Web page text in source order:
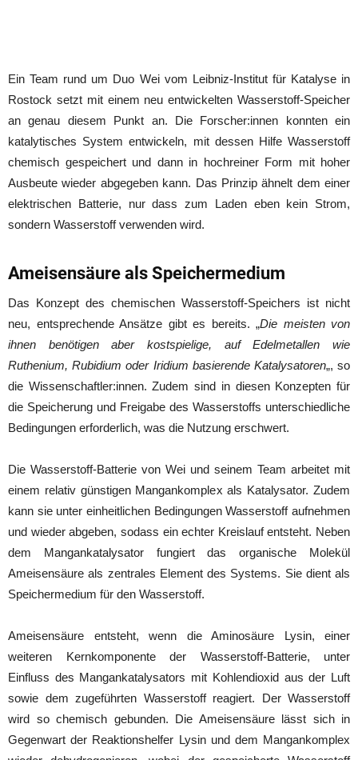
Ein Team rund um Duo Wei vom Leibniz-Institut für Katalyse in
Rostock setzt mit einem neu entwickelten Wasserstoff-Speicher
an genau diesem Punkt an. Die Forscher:innen konnten ein
katalytisches System entwickeln, mit dessen Hilfe Wasserstoff
chemisch gespeichert und dann in hochreiner Form mit hoher
Ausbeute wieder abgegeben kann. Das Prinzip ähnelt dem einer
elektrischen Batterie, nur dass zum Laden eben kein Strom,
sondern Wasserstoff verwenden wird.
Ameisensäure als Speichermedium
Das Konzept des chemischen Wasserstoff-Speichers ist nicht
neu, entsprechende Ansätze gibt es bereits. „Die meisten von
ihnen benötigen aber kostspielige, auf Edelmetallen wie
Ruthenium, Rubidium oder Iridium basierende Katalysatoren„, so
die Wissenschaftler:innen. Zudem sind in diesen Konzepten für
die Speicherung und Freigabe des Wasserstoffs unterschiedliche
Bedingungen erforderlich, was die Nutzung erschwert.
Die Wasserstoff-Batterie von Wei und seinem Team arbeitet mit
einem relativ günstigen Mangankomplex als Katalysator. Zudem
kann sie unter einheitlichen Bedingungen Wasserstoff aufnehmen
und wieder abgeben, sodass ein echter Kreislauf entsteht. Neben
dem Mangankatalysator fungiert das organische Molekül
Ameisensäure als zentrales Element des Systems. Sie dient als
Speichermedium für den Wasserstoff.
Ameisensäure entsteht, wenn die Aminosäure Lysin, einer
weiteren Kernkomponente der Wasserstoff-Batterie, unter
Einfluss des Mangankatalysators mit Kohlendioxid aus der Luft
sowie dem zugeführten Wasserstoff reagiert. Der Wasserstoff
wird so chemisch gebunden. Die Ameisensäure lässt sich in
Gegenwart der Reaktionshelfer Lysin und dem Mangankomplex